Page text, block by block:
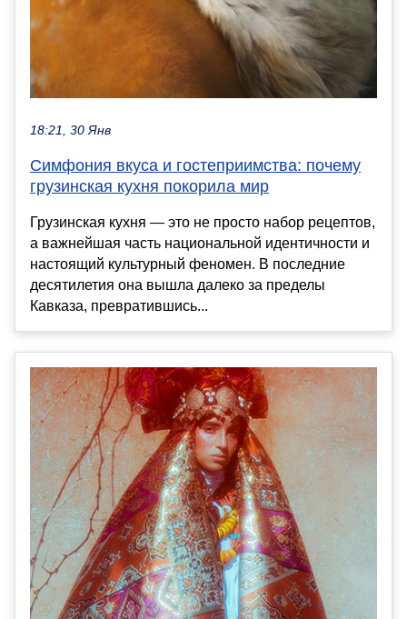
18:21, 30 Янв
Симфония вкуса и гостеприимства: почему
грузинская кухня покорила мир
Грузинская кухня — это не просто набор рецептов,
а важнейшая часть национальной идентичности и
настоящий культурный феномен. В последние
десятилетия она вышла далеко за пределы
Кавказа, превратившись...